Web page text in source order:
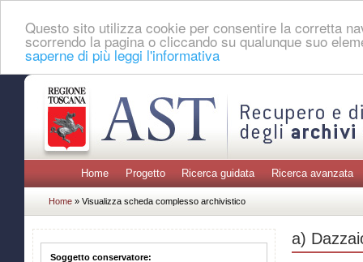
Questo sito utilizza cookie per consentire la corretta
scorrendo la pagina o cliccando su qualunque suo
saperne di più leggi l'informativa
Home Progetto Ricerca guidata Ricerca avanzata
Home » Visualizza scheda complesso archivistico
Soggetto conservatore:
a)